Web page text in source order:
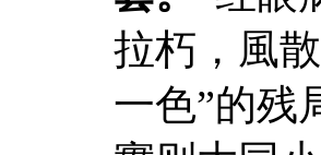
拉朽，風
一色”的残